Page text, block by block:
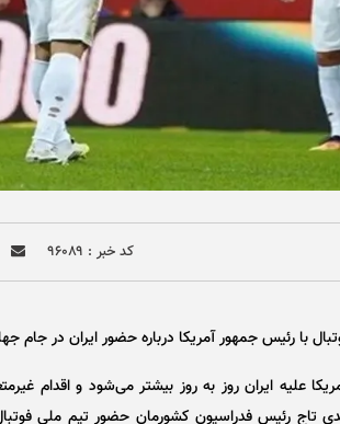
کد خبر : ۹۶۰۸۹
با رئیس جمهور آمریکا درباره حضور ایران در جام
علیه ایران روز به روز بیشتر می‌شود و اقدام